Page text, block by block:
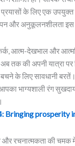
प्रयासों के लिए एक
और अनुकूलनशीलता इस
आत्म-देखभाल और
तक की अपनी यात्रा
के लिए सावधानी
भाग्यशाली रंग
Bringing prosperity
रचनात्मकता की चमक